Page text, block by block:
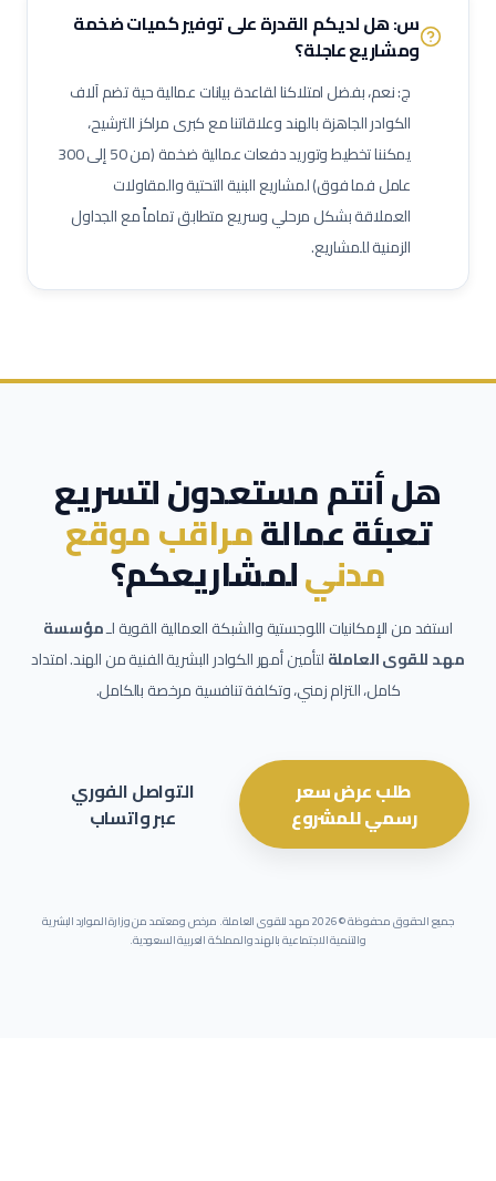
مشغل اختبارات أحمال
فني وصول بالحبال (Rope Access)
مهندس تشغيل وتدشين
كبير مهندسين بحريين
مدير مشاريع
مهندس موقع
مسؤول سلامة وصحة مهنية
حاسب كميات
طاهي / شيف محترف
مقدم طعام / ويتر
مشرف خدمات غرف
عامل نظافة تجارية عامل تعبئة وتغليف
س: هل لديكم القدرة على توفير كميات ضخمة
ومشاريع عاجلة؟
ج: نعم، بفضل امتلاكنا لقاعدة بيانات عمالية حية تضم آلاف
الكوادر الجاهزة بالهند وعلاقاتنا مع كبرى مراكز الترشيح،
يمكننا تخطيط وتوريد دفعات عمالية ضخمة (من 50 إلى 300
عامل فما فوق) لمشاريع البنية التحتية والمقاولات
العملاقة بشكل مرحلي وسريع متطابق تماماً مع الجداول
الزمنية للمشاريع.
هل أنتم مستعدون لتسريع
تعبئة عمالةمراقب موقع
مدنيلمشاريعكم؟
استفد من الإمكانيات اللوجستية والشبكة العمالية القوية لـمؤسسة
مهد للقوى العاملةلتأمين أمهر الكوادر البشرية الفنية من الهند. امتداد
كامل، التزام زمني، وتكلفة تنافسية مرخصة بالكامل.
طلب عرض سعر
رسمي للمشروع
التواصل الفوري
عبر واتساب
جميع الحقوق محفوظة ©2026مهد للقوى العاملة. مرخص ومعتمد من وزارة الموارد البشرية
والتنمية الاجتماعية بالهند والمملكة العربية السعودية.